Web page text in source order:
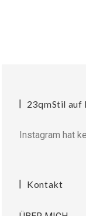
23qmStil auf
Instagram hat
Kontakt